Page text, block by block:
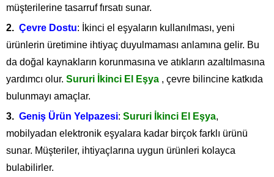
müşterilerine tasarruf fırsatı sunar.
Çevre Dostu: İkinci el eşyaların kullanılması, yeni
ürünlerin üretimine ihtiyaç duyulmaması anlamına gelir. Bu
da doğal kaynakların korunmasına ve atıkların azaltılmasına
yardımcı olur. Sururi İkinci El Eşya , çevre bilincine katkıda
bulunmayı amaçlar.
Geniş Ürün Yelpazesi: Sururi İkinci El Eşya,
mobilyadan elektronik eşyalara kadar birçok farklı ürünü
sunar. Müşteriler, ihtiyaçlarına uygun ürünleri kolayca
bulabilirler.